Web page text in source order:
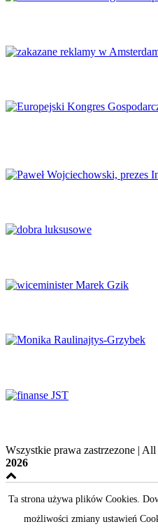
Wszystkie prawa zastrzezone | All
2026
Ta strona używa plików Cookies.
możliwości zmiany ustawień